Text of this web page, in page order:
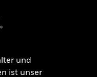
und
ist unser